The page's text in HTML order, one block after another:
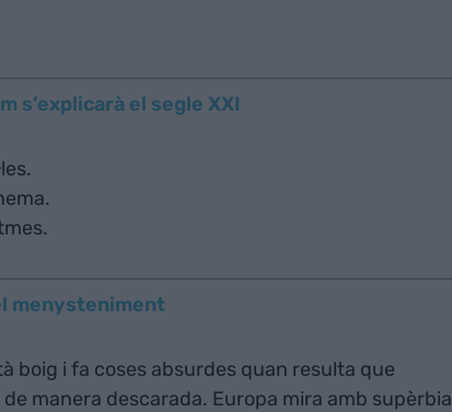
s’explicarà el segle XXI
menysteniment
boig i fa coses absurdes quan resulta que
manera descarada. Europa mira amb supèrbia